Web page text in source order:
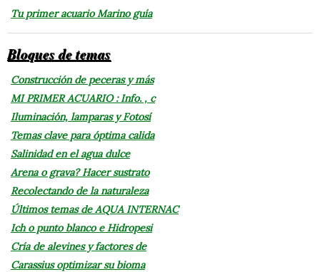
Tu primer acuario Marino guía
Bloques de temas
Construcción de peceras y más
MI PRIMER ACUARIO : Info. , c
Iluminación, lamparas y Fotosí
Temas clave para óptima calida
Salinidad en el agua dulce
Arena o grava? Hacer sustrato
Recolectando de la naturaleza
Últimos temas de AQUA INTERNAC
Ich o punto blanco e Hidropesi
Cría de alevines y factores de
Carassius optimizar su bioma